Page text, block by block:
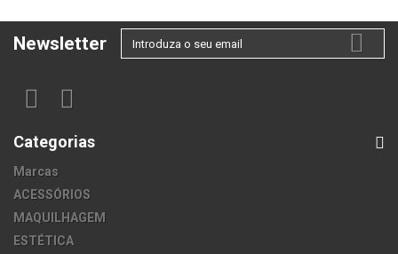
Newsletter
Categorias
Marcas
ACESSÓRIOS
MAQUILHAGEM
ESTÉTICA